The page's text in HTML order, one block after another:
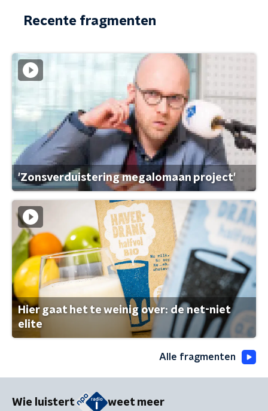
Recente fragmenten
'Zonsverduistering megalomaan project'
Hier gaat het te weinig over: de net-niet
elite
Alle fragmenten
Wie luistert weet meer